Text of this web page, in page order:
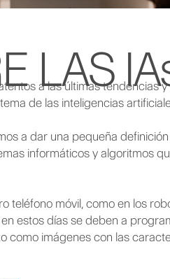
LAS
a las últimas tendencias
de las inteligencias
a dar una pequeña
informáticos y algoritmos
teléfono móvil, como en los
estos días se deben a
como imágenes con las